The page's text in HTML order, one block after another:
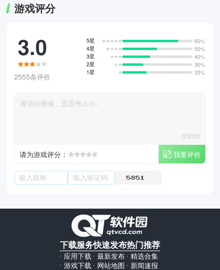
游戏评分
3.0
2555条评价
5星
80%
4星
50%
3星
40%
2星
30%
1星
35%
0/200
请为游戏评分：
我要评价
下载服务
应用下载
游戏下载
快速发布
最新发布
网站地图
热门推荐
精选合集
新闻速报